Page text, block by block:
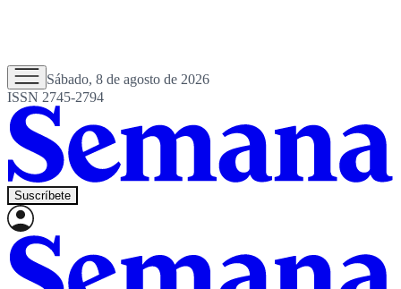
Sábado, 8 de agosto de 2026
ISSN 2745-2794
Suscríbete